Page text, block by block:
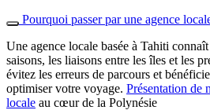
Pourquoi passer par une agence
Une agence locale basée à Tahiti
saisons, les liaisons entre les îles et les
évitez les erreurs de parcours et
optimiser votre voyage. Présentation de
locale au cœur de la Polynésie